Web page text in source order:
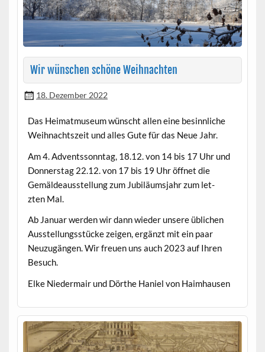
Wir wünschen schöne Weihnachten
18. Dezember 2022
Das Heimat­mu­se­um wün­scht allen eine besinnliche
Wei­h­nacht­szeit und alles Gute für das Neue Jahr.
Am 4. Adventsson­ntag, 18.12. von 14 bis 17 Uhr und
Don­ner­stag 22.12. von 17 bis 19 Uhr öffnet die
Gemäldeausstel­lung zum Jubiläum­s­jahr zum let­
zten Mal.
Ab Jan­u­ar wer­den wir dann wieder unsere üblichen
Ausstel­lungsstücke zeigen, ergänzt mit ein paar
Neuzugän­gen. Wir freuen uns auch 2023 auf Ihren
Besuch.
Elke Nie­der­mair und Dörthe Haniel von Haimhausen